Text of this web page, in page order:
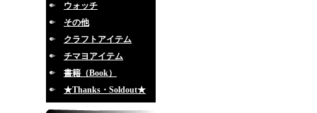
ウォッチ
その他
クラフトアイテム
チマヨアイテム
書籍（Book）
★Thanks・Soldout★